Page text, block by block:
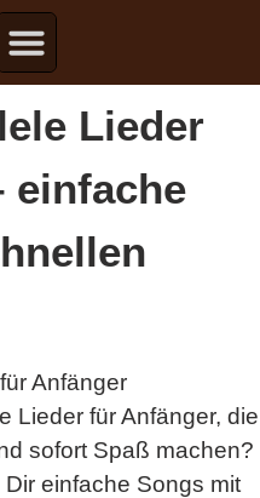
Lieder
einfache
Lieder für Anfänger, die
sofort Spaß machen?
einfache Songs mit